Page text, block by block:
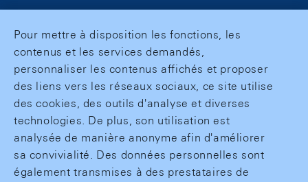
Pour mettre à disposition les fonctions, les
contenus et les services demandés,
personnaliser les contenus affichés et proposer
des liens vers les réseaux sociaux, ce site utilise
des cookies, des outils d'analyse et diverses
technologies. De plus, son utilisation est
analysée de manière anonyme afin d'améliorer
sa convivialité. Des données personnelles sont
également transmises à des prestataires de